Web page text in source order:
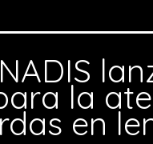
la
en